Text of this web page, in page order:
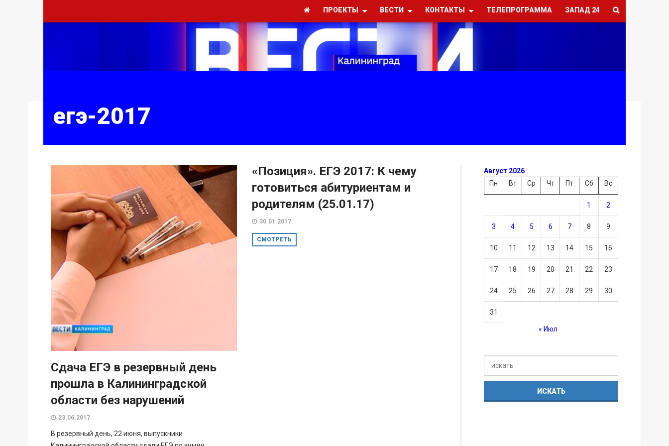
ПРОЕКТЫ ВЕСТИ КОНТАКТЫ ТЕЛЕПРОГРАММА ЗАПАД 24
егэ-2017
Сдача ЕГЭ в резервный день
прошла в Калининградской
области без нарушений
23.06.2017
В резервный день, 22 июня, выпускники
«Позиция». ЕГЭ 2017: К чему
готовиться абитуриентам и
родителям (25.01.17)
30.01.2017
СМОТРЕТЬ
Август 2026
Пн
Вт Ср Чт Пт Сб Вс
1 2
3 4 5 6 7 8 9
10 11 12 13 14 15 16
17 18 19 20 21 22 23
24 25 26 27 28 29 30
31
« Июл